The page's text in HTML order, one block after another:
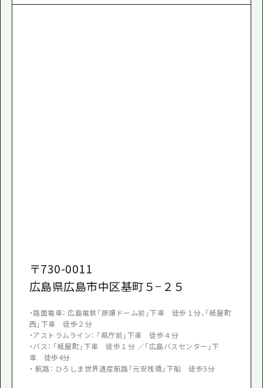
〒730-0011
広島県広島市中区基町５−２５
・路面電車： 広島電鉄「原爆ドーム前」下車 徒歩１分、「紙屋町
西」下車 徒歩２分
・アストラムライン： 「県庁前」下車 徒歩４分
・バス： 「紙屋町」下車 徒歩１分 ／「広島バスセンター」下
車 徒歩4分
・ 航路： ひろしま世界遺産航路「元安桟橋」下船 徒歩5分